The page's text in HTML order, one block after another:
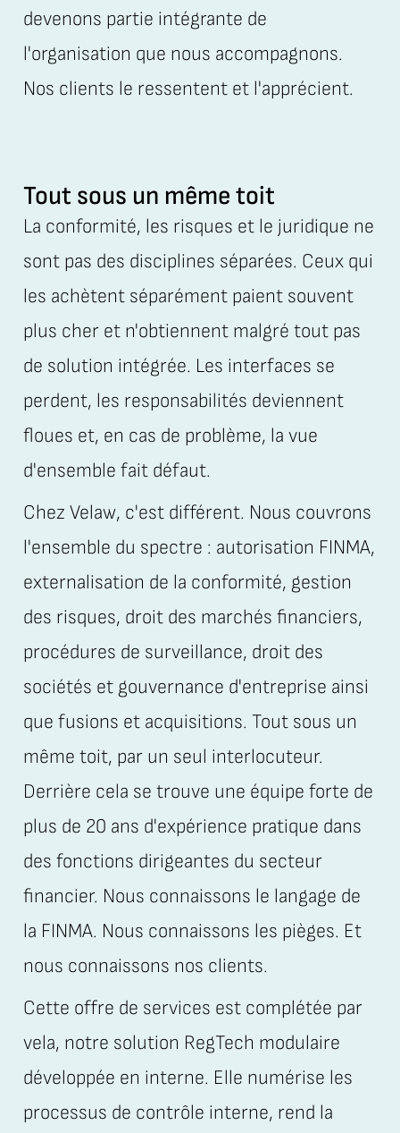
devenons partie intégrante de
l'organisation que nous accompagnons.
Nos clients le ressentent et l'apprécient.
Tout sous un même toit
La conformité, les risques et le juridique ne
sont pas des disciplines séparées. Ceux qui
les achètent séparément paient souvent
plus cher et n'obtiennent malgré tout pas
de solution intégrée. Les interfaces se
perdent, les responsabilités deviennent
floues et, en cas de problème, la vue
d'ensemble fait défaut.
Chez Velaw, c'est différent. Nous couvrons
l'ensemble du spectre : autorisation FINMA,
externalisation de la conformité, gestion
des risques, droit des marchés financiers,
procédures de surveillance, droit des
sociétés et gouvernance d'entreprise ainsi
que fusions et acquisitions. Tout sous un
même toit, par un seul interlocuteur.
Derrière cela se trouve une équipe forte de
plus de 20 ans d'expérience pratique dans
des fonctions dirigeantes du secteur
financier. Nous connaissons le langage de
la FINMA. Nous connaissons les pièges. Et
nous connaissons nos clients.
Cette offre de services est complétée par
vela, notre solution RegTech modulaire
développée en interne. Elle numérise les
processus de contrôle interne, rend la